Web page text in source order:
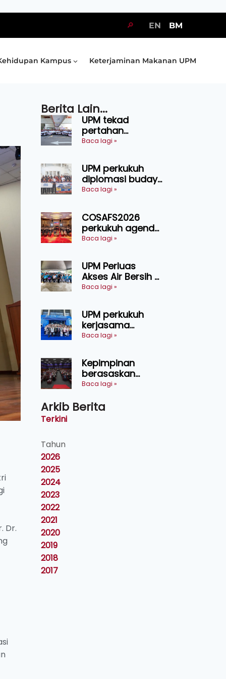
🔎 EN BM
Kampus Keterjaminan Makanan UPM
Dr.
Berita Lain...
UPM tekad
pertahan
kejuaraan SUKUM
pingat emas
Baca lagi »
UPM perkukuh
diplomasi budaya
Malaysia-
Narasi Nusantara
Baca lagi »
COSAFS2026
perkukuh agenda
keselamatan
AgriHub pacu
transformasi
pertanian
Sarawak
Baca lagi »
UPM Perluas
Akses Air Bersih di
31 Kediaman
Chini
Baca lagi »
UPM perkukuh
kerjasama
pendidikan pintar
lawatan rasmi ke
China
Baca lagi »
Kepimpinan
berasaskan
kepercayaan
kecemerlangan
Baca lagi »
Arkib Berita
Terkini
Tahun
2026
2025
2024
2023
2022
2021
2020
2019
2018
2017